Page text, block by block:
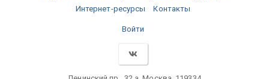
Интернет-ресурсы
Контакты
Войти